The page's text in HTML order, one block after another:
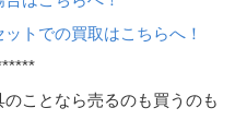
トでの買取はこちらへ！
ことなら売るのも買うのも